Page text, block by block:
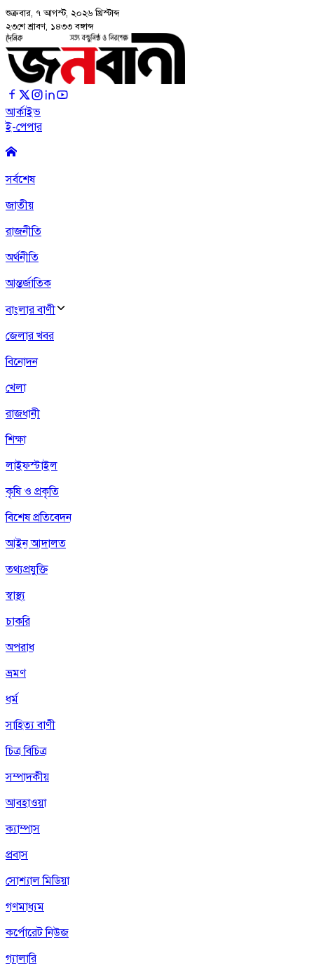
শুক্রবার, ৭ আগস্ট, ২০২৬ খ্রিস্টাব্দ
২৩শে শ্রাবণ, ১৪৩৩ বঙ্গাব্দ
আর্কাইভ
ই-পেপার
সর্বশেষ
জাতীয়
রাজনীতি
অর্থনীতি
আন্তর্জাতিক
বাংলার বাণী
জেলার খবর
বিনোদন
খেলা
রাজধানী
শিক্ষা
লাইফস্টাইল
কৃষি ও প্রকৃতি
বিশেষ প্রতিবেদন
আইন আদালত
তথ্যপ্রযুক্তি
স্বাস্থ্য
চাকরি
অপরাধ
ভ্রমণ
ধর্ম
সাহিত্য বাণী
চিত্র বিচিত্র
সম্পাদকীয়
আবহাওয়া
ক্যাম্পাস
প্রবাস
সোশ্যাল মিডিয়া
গণমাধ্যম
কর্পোরেট নিউজ
গ্যালারি